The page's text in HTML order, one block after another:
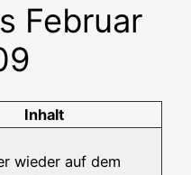
Februar
Inhalt
wie­der auf dem